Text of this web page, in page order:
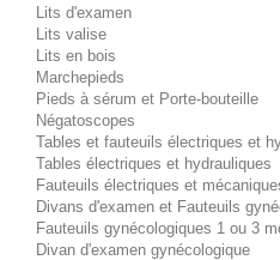
Lits d'examen
Lits valise
Lits en bois
Marchepieds
Pieds à sérum et Porte-bouteille
Négatoscopes
Tables et fauteuils électriques et
Tables électriques et hydrauliques
Fauteuils électriques et
Divans d'examen et Fauteuils
Fauteuils gynécologiques 1 ou 3
Divan d'examen gynécologique